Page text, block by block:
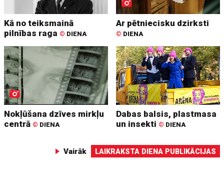
Kā no teiksmainā
pilnības raga © DIENA
Ar pētniecisku dzirksti
© DIENA
Nokļūšana dzīves mirkļu
centrā © DIENA
Dabas balsis, plastmasa
un insekti © DIENA
Vairāk LAIKRAKSTA DIENA PUBLIKĀCIJAS